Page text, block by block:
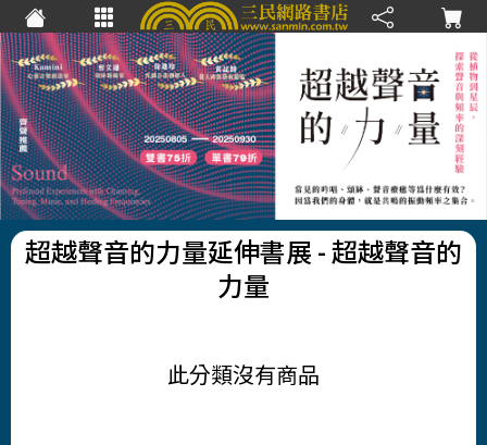
超越聲音的力量延伸書展 - 超越聲音的
力量
此分類沒有商品